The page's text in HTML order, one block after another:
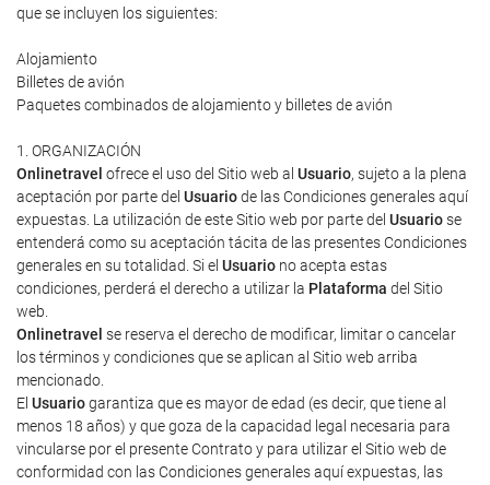
que se incluyen los siguientes:
Alojamiento
Billetes de avión
Paquetes combinados de alojamiento y billetes de avión
1. ORGANIZACIÓN
Onlinetravel ofrece el uso del Sitio web al Usuario, sujeto a la plena
aceptación por parte del Usuariode las Condiciones generales aquí
expuestas. La utilización de este Sitio web por parte del Usuariose
entenderá como su aceptación tácita de las presentes Condiciones
generales en su totalidad. Si el Usuario no acepta estas
condiciones, perderá el derecho a utilizar la Plataforma del Sitio
web.
Onlinetravel se reserva el derecho de modificar, limitar o cancelar
los términos y condiciones que se aplican al Sitio web arriba
mencionado.
El Usuariogarantiza que es mayor de edad (es decir, que tiene al
menos 18 años) y que goza de la capacidad legal necesaria para
vincularse por el presente Contrato y para utilizar el Sitio web de
conformidad con las Condiciones generales aquí expuestas, las